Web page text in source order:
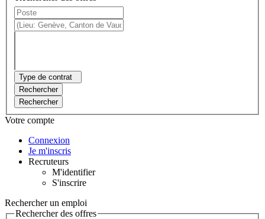
Type de contrat
Rechercher
Rechercher
Votre compte
Connexion
Je m'inscris
Recruteurs
M'identifier
S'inscrire
Rechercher un emploi
Rechercher des offres